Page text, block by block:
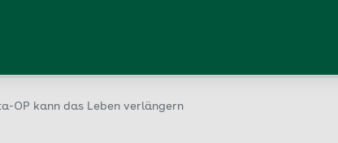
OP kann das Leben verlängern